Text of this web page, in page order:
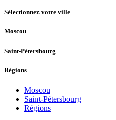
Sélectionnez votre ville
Moscou
Saint-Pétersbourg
Régions
Moscou
Saint-Pétersbourg
Régions